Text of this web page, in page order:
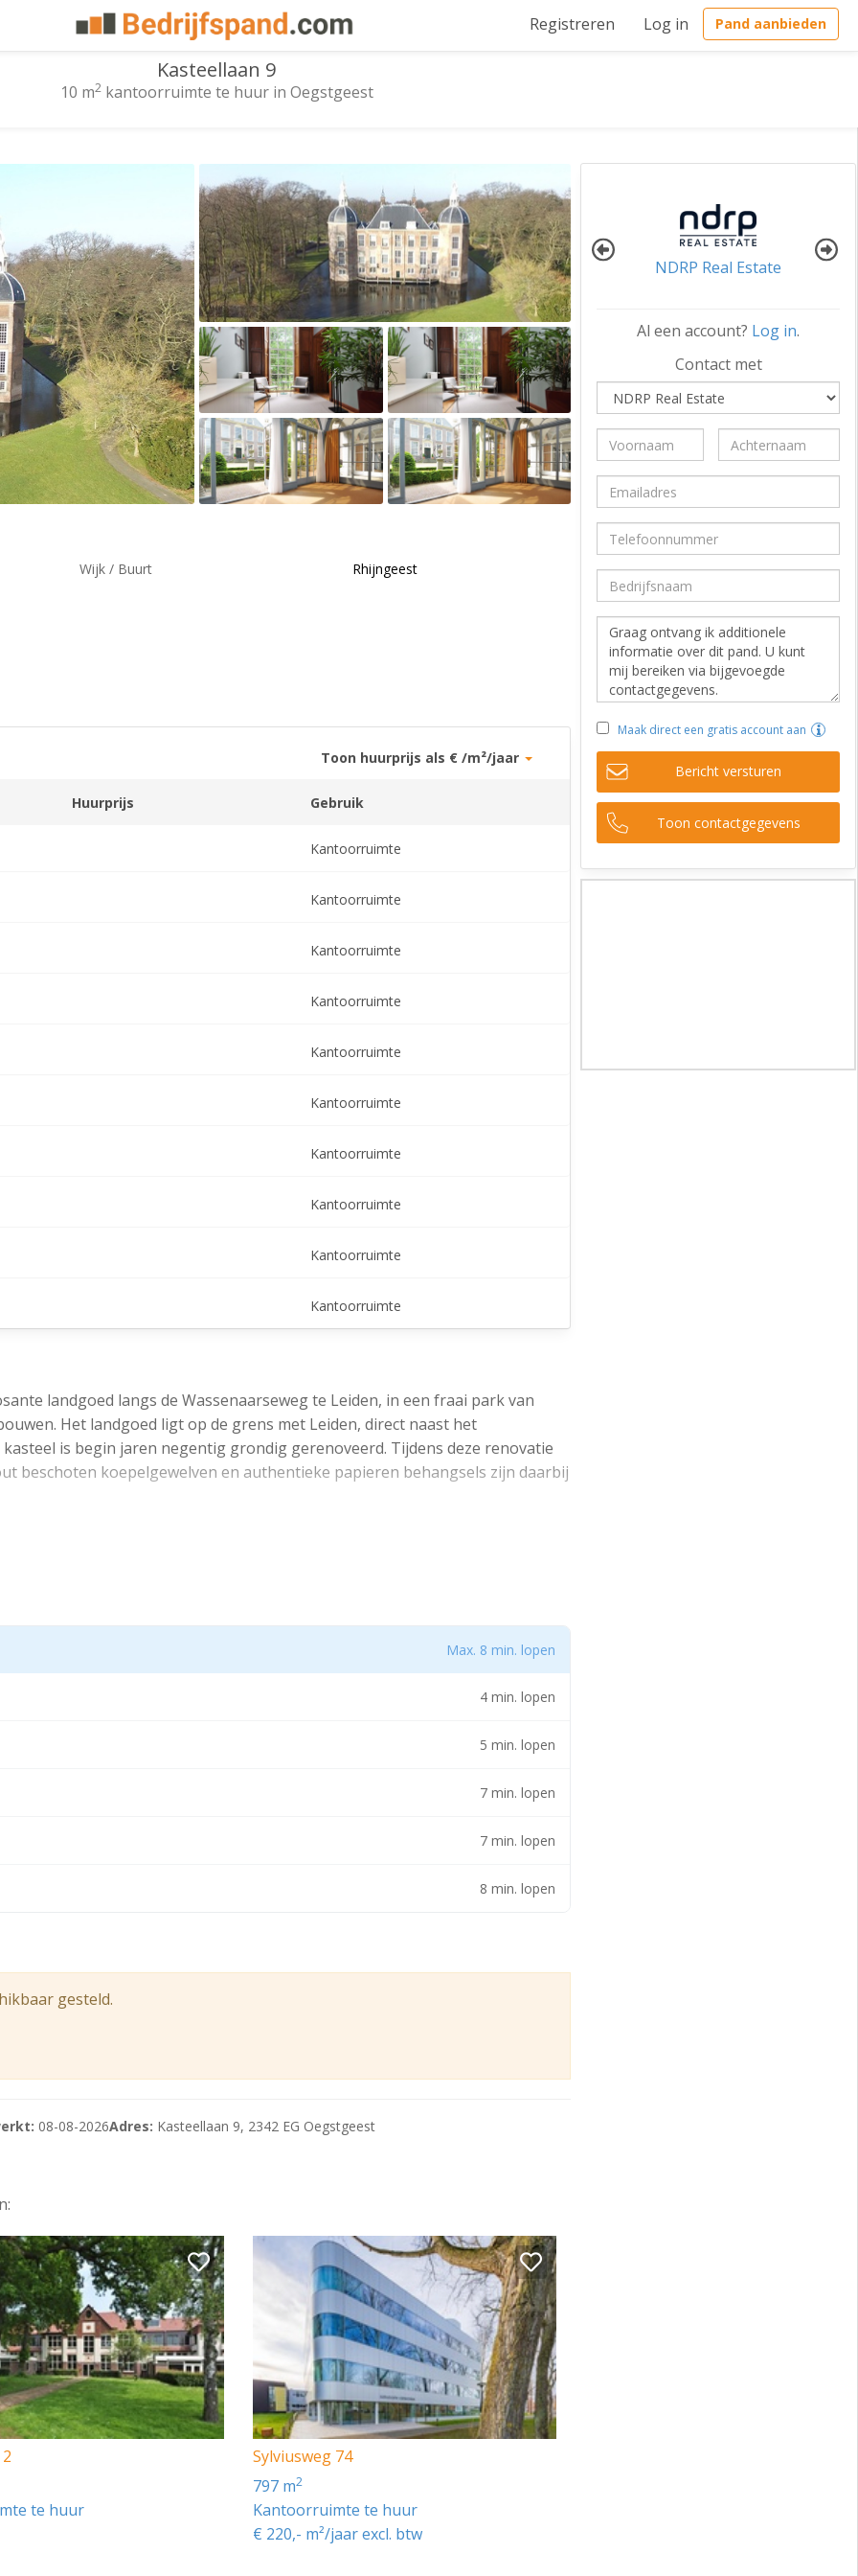
Registreren Log in Pand aanbieden
Kasteellaan 9
10 m2kantoorruimte te huur in Oegstgeest
Wijk / Buurt Rhijngeest
Toon huurprijs als € /m²/jaar
Huurprijs Gebruik
Kantoorruimte
Kantoorruimte
Kantoorruimte
Kantoorruimte
Kantoorruimte
Kantoorruimte
Kantoorruimte
Kantoorruimte
Kantoorruimte
Kantoorruimte
landgoed langs de Wassenaarseweg te Leiden, in een fraai park van
Het landgoed ligt op de grens met Leiden, direct naast het
is begin jaren negentig grondig gerenoveerd. Tijdens deze renovatie
beschoten koepelgewelven en authentieke papieren behangsels zijn daarbij
A44 alsmede via de Provinciale weg N206. Bereikbaarheid per openbaar
op loopafstand van het object.
m² en is als volgt ingedeeld:
verhuur, zal de huurprijs met een nader vast te stellen
Max. 8 min. lopen
4 min. lopen
5 min. lopen
7 min. lopen
7 min. lopen
8 min. lopen
gesteld.
08-08-2026Adres: Kasteellaan 9, 2342 EG Oegstgeest
te huur
Sylviusweg 74
797 m2
Kantoorruimte te huur
€ 220,- m²/jaar excl. btw
NDRP Real Estate
Al een account? Log in.
Contact met
Maak direct een gratis account aan
Bericht versturen
Toon contactgegevens